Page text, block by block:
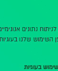
נתונים
שלנו
בעוגיות